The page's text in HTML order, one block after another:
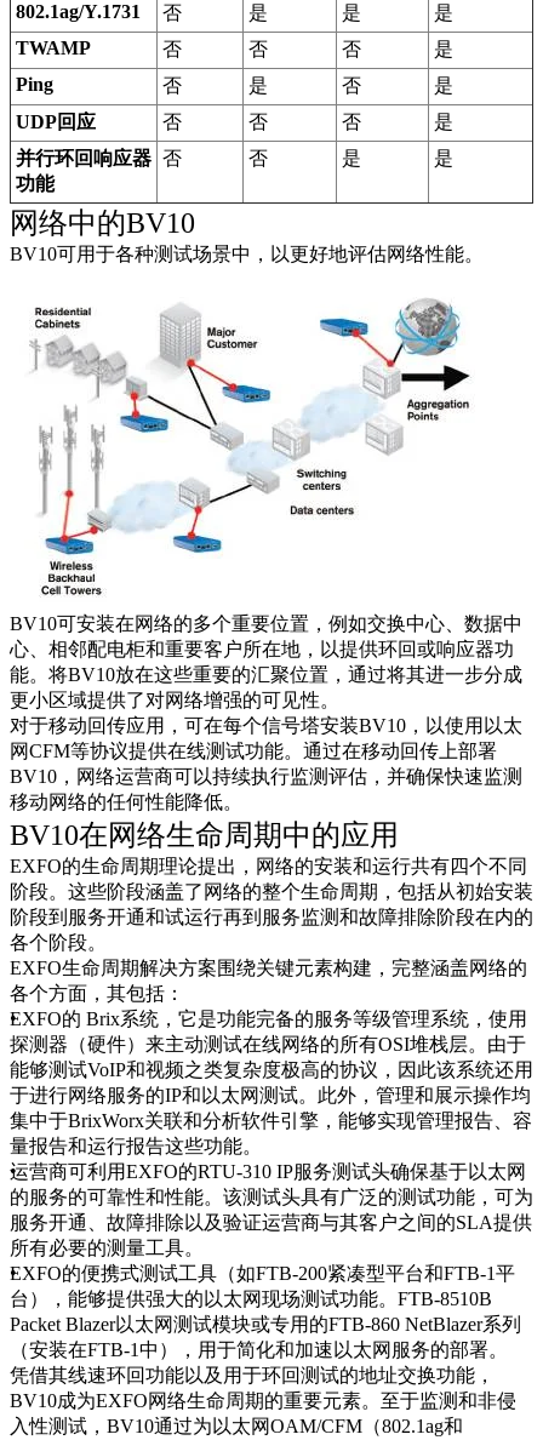
802.1ag/Y.1731 否 是 是
是
TWAMP
否 否 否
是
Ping
否 是 否
是
UDP回应
否 否 否
是
并行环回响应器
功能
否 否 是 是
网络中的BV10
BV10可用于各种测试场景中，以更好地评估网络性能。
BV10可安装在网络的多个重要位置，例如交换中心、数据中
心、相邻配电柜和重要客户所在地，以提供环回或响应器功
能。将BV10放在这些重要的汇聚位置，通过将其进一步分成
更小区域提供了对网络增强的可见性。
对于移动回传应用，可在每个信号塔安装BV10，以使用以太
网CFM等协议提供在线测试功能。通过在移动回传上部署
BV10，网络运营商可以持续执行监测评估，并确保快速监测
移动网络的任何性能降低。
BV10在网络生命周期中的应用
EXFO的生命周期理论提出，网络的安装和运行共有四个不同
阶段。这些阶段涵盖了网络的整个生命周期，包括从初始安装
阶段到服务开通和试运行再到服务监测和故障排除阶段在内的
各个阶段。
EXFO生命周期解决方案围绕关键元素构建，完整涵盖网络的
各个方面，其包括：
EXFO的 Brix系统，它是功能完备的服务等级管理系统，使用
探测器（硬件）来主动测试在线网络的所有OSI堆栈层。由于
能够测试VoIP和视频之类复杂度极高的协议，因此该系统还用
于进行网络服务的IP和以太网测试。此外，管理和展示操作均
集中于BrixWorx关联和分析软件引擎，能够实现管理报告、容
量报告和运行报告这些功能。
运营商可利用EXFO的RTU-310 IP服务测试头确保基于以太网
的服务的可靠性和性能。该测试头具有广泛的测试功能，可为
服务开通、故障排除以及验证运营商与其客户之间的SLA提供
所有必要的测量工具。
EXFO的便携式测试工具（如FTB-200紧凑型平台和FTB-1平
台），能够提供强大的以太网现场测试功能。FTB-8510B
Packet Blazer以太网测试模块或专用的FTB-860 NetBlazer系列
（安装在FTB-1中），用于简化和加速以太网服务的部署。
凭借其线速环回功能以及用于环回测试的地址交换功能，
BV10成为EXFO网络生命周期的重要元素。至于监测和非侵
入性测试，BV10通过为以太网OAM/CFM（802.1ag和